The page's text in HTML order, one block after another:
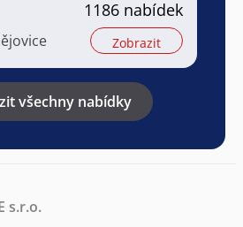
1186 nabídek
Zobrazit
všechny nabídky
s.r.o.